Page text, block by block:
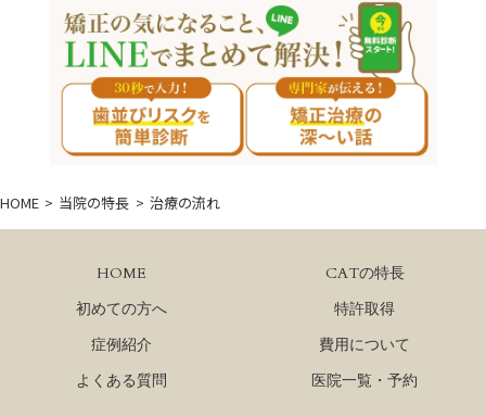
HOME 当院の特長 治療の流れ
HOME
CATの特長
初めての方へ
特許取得
症例紹介
費用について
よくある質問
医院一覧・予約